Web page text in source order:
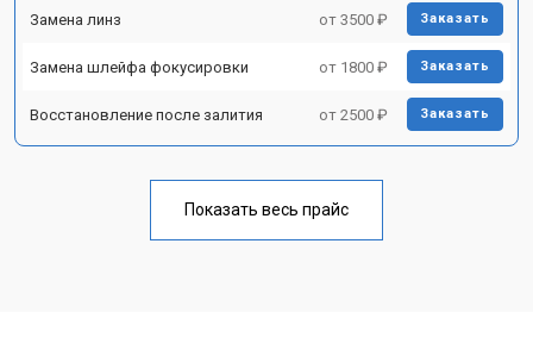
Замена линз от 3500 ₽ Заказать
Замена шлейфа фокусировки от 1800 ₽ Заказать
Восстановление после залития от 2500 ₽ Заказать
Показать весь прайс